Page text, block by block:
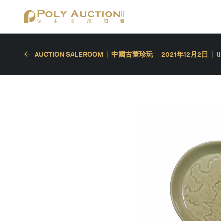
AUCTION SALEROOM 中國古董珍玩 2021年12月2日